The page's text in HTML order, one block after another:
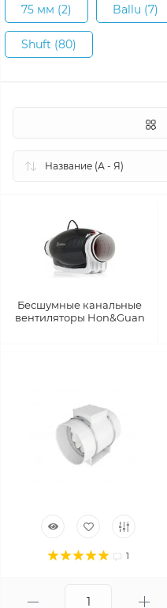
75 мм (2) Ballu (7)
Shuft (80)
Бесшумные канальные
вентиляторы Hon&Guan
1